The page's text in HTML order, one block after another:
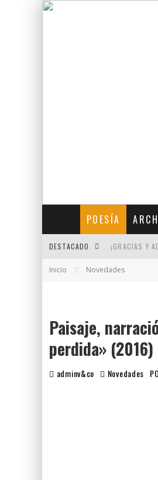
POESÍA
DESTACADO ¡GRACIAS Y
Inicio Novedades
Paisaje,
perdida» (2016)
adminv&co Novedades